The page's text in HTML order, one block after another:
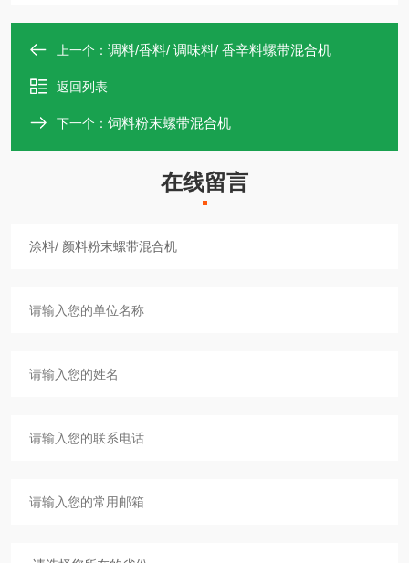
上一个： 调料/香料/ 调味料/ 香辛料螺带混合机
返回列表
下一个： 饲料粉末螺带混合机
在线留言